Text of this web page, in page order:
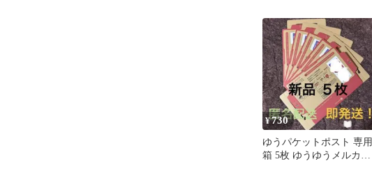
¥730
ゆうパケットポスト 専用
箱 5枚 ゆうゆうメルカリ